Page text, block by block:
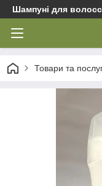
Шампуні для
Товари та